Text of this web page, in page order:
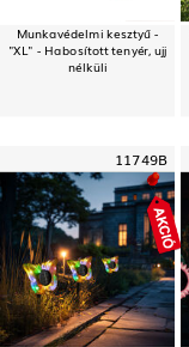
Munkavédelmi kesztyű -
"XL" - Habosított tenyér, ujj
nélküli
11749B